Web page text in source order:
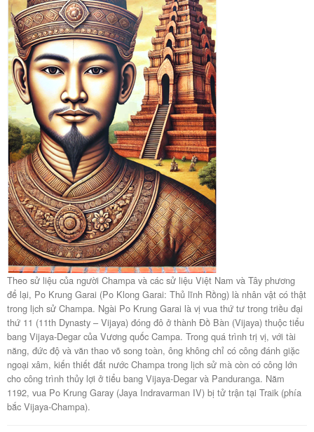
Theo sử liệu của người Champa và các sử liệu Việt Nam và Tây phương
để lại, Po Krung Garai (Po Klong Garai: Thủ lĩnh Rồng) là nhân vật có thật
trong lịch sử Champa. Ngài Po Krung Garai là vị vua thứ tư trong triều đại
thứ 11 (11th Dynasty – Vijaya) đóng đô ở thành Đồ Bàn (Vijaya) thuộc tiểu
bang Vijaya-Degar của Vương quốc Campa. Trong quá trình trị vị, với tài
năng, đức độ và văn thao võ song toàn, ông không chỉ có công đánh giặc
ngoại xâm, kiến thiết đất nước Champa trong lịch sử mà còn có công lớn
cho công trình thủy lợi ở tiểu bang Vijaya-Degar và Panduranga. Năm
1192, vua Po Krung Garay (Jaya Indravarman IV) bị tử trận tại Traik (phía
bắc Vijaya-Champa).